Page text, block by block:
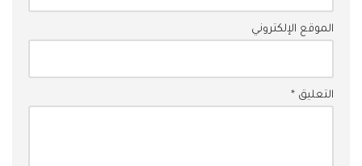
الموقع الإلكتروني
التعليق *